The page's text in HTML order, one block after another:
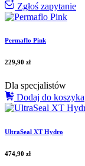
Zgłoś zapytanie
Permaflo Pink
229,90 zł
Dla specjalistów
Dodaj do koszyka
UltraSeal XT Hydro
474,90 zł